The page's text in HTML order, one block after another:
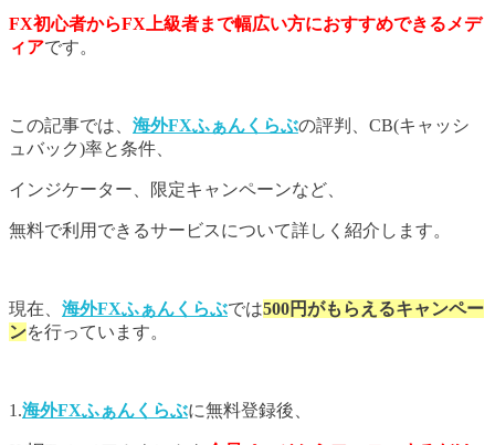
FX初心者からFX上級者まで幅広い方におすすめできるメデ
ィアです。
この記事では、 海外FXふぁんくらぶの評判、CB(キャッシ
ュバック)率と条件、
インジケーター、限定キャンペーンなど、
無料で利用できるサービスについて詳しく紹介します。
現在、 海外FXふぁんくらぶでは500円がもらえるキャンペー
ンを行っています。
1.海外FXふぁんくらぶに無料登録後、